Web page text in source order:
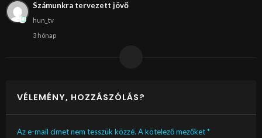
Számunkra tervezett jövő
hun_tv
3 hónap
VÉLEMÉNY, HOZZÁSZÓLÁS?
Az e-mail címet nem tesszük közzé. A kötelező mezőket*